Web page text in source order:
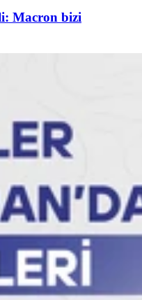
Macron bizi